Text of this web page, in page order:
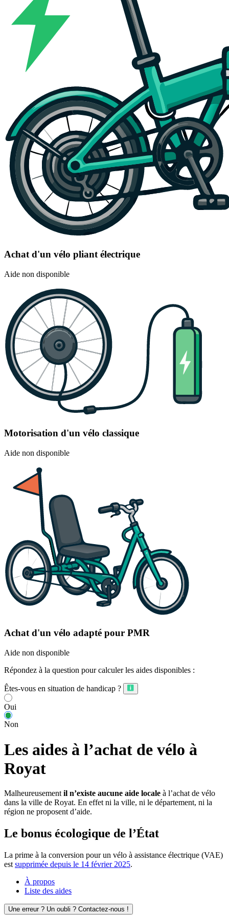
Achat d'un vélo pliant électrique
Aide non disponible
Motorisation d'un vélo classique
Aide non disponible
Achat d'un vélo adapté pour PMR
Aide non disponible
Répondez à la question pour calculer les aides disponibles :
Êtes-vous en situation de handicap ?
Oui
Non
Les aides à l’achat de vélo à
Royat
Malheureusement il n’existe aucune aide locale à l’achat de vélo
dans la ville de Royat. En effet ni la ville, ni le département, ni la
région ne proposent d’aide.
Le bonus écologique de l’État
La prime à la conversion pour un vélo à assistance électrique (VAE)
est supprimée depuis le 14 février 2025.
À propos
Liste des aides
Une erreur ? Un oubli ? Contactez-nous !